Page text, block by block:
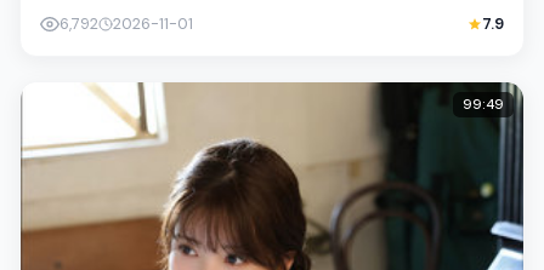
谷）的社会议题与个体命运，镜...
6,792 2026-11-01 7.9
99:49